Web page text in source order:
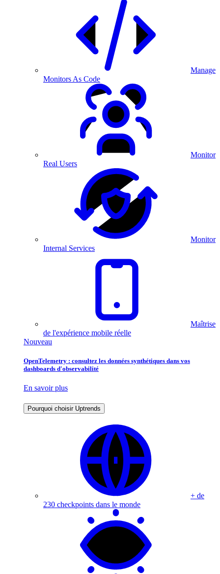
Manage
Monitors As Code
Monitor
Real Users
Monitor
Internal Services
Maîtrise
de l'expérience mobile réelle
Nouveau
OpenTelemetry : consultez les données synthétiques dans vos
dashboards d'observabilité
En savoir plus
Pourquoi choisir Uptrends
+ de
230 checkpoints dans le monde